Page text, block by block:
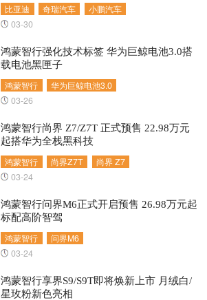
比亚迪 奇瑞汽车 小鹏汽车
03-30
鸿蒙智行 华为巨鲸电池3.0
鸿蒙智行强化技术标签 华为巨鲸电池3.0搭
载电池黑匣子
03-26
鸿蒙智行 尚界Z7T 尚界 Z7
鸿蒙智行尚界 Z7/Z7T 正式预售 22.98万元
起搭华为全栈黑科技
03-24
鸿蒙智行 问界M6
鸿蒙智行问界M6正式开启预售 26.98万元起
标配高阶智驾
03-24
鸿蒙智行享界S9/S9T即将焕新上市 月绒白/
星玫粉新色亮相